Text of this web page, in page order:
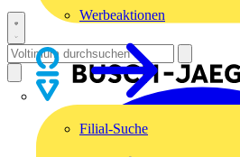
Werbeaktionen
Filial-Suche